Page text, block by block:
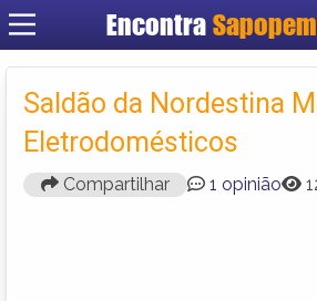
Encontra
Cadastrar
Criar conta
Saldão da Nordestina
Eletrodomésticos
Compartilhar 1 opinião